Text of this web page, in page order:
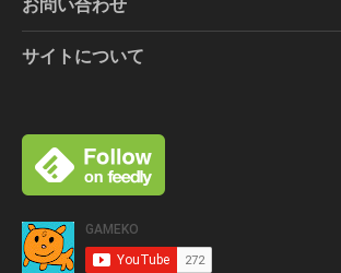
お問い合わせ
サイトについて